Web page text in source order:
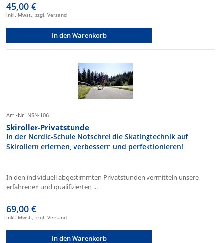
45,00 €
inkl. Mwst., zzgl. Versand
In den Warenkorb
Art.-Nr. NSN-106
Skiroller-Privatstunde
In der Nordic-Schule Notschrei die Skatingtechnik auf
Skirollern erlernen, verbessern und perfektionieren!
In den individuell abgestimmten Privatstunden vermitteln unsere
erfahrenen und qualifizierten ...
69,00 €
inkl. Mwst., zzgl. Versand
In den Warenkorb